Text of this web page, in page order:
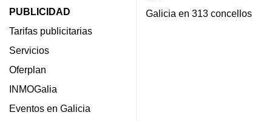
PUBLICIDAD
Tarifas publicitarias
Servicios
Oferplan
INMOGalia
Eventos en Galicia
Galicia en 313 concellos